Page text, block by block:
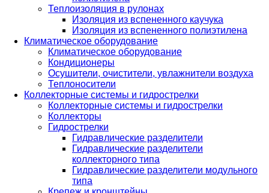
Теплоизоляция в рулонах
Изоляция из вспененного каучука
Изоляция из вспененного полиэтилена
Климатическое оборудование
Климатическое оборудование
Кондиционеры
Осушители, очистители, увлажнители воздуха
Теплоносители
Коллекторные системы и гидрострелки
Коллекторные системы и гидрострелки
Коллекторы
Гидрострелки
Гидравлические разделители
Гидравлические разделители
коллекторного типа
Гидравлические разделители модульного
типа